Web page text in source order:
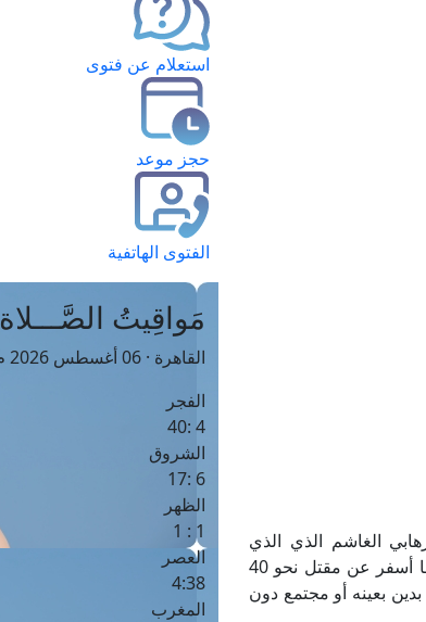
الغاشم الذي الذي
استهدف مسجدين في مدينة " كرايست تشيرش" في نيوزيلندا، أثناء أداء صلاة الجمعة، ما أسفر عن مقتل نحو 40
بدين بعينه أو مجتمع دون
استعلام عن فتوى
حجز موعد
الفتوى الهاتفية
مَواقِيتُ الصَّـــلاة
القاهرة · 06 أغسطس 2026 م
الفجر
4 :40
الشروق
6 :17
الظهر
1 : 1
العصر
4:38
المغرب